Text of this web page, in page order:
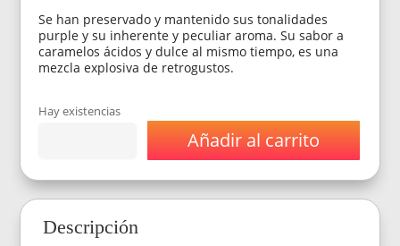
Se han preservado y mantenido sus tonalidades
purple y su inherente y peculiar aroma. Su sabor a
caramelos ácidos y dulce al mismo tiempo, es una
mezcla explosiva de retrogustos.
Hay existencias
Z
Valley
x
Añadir al carrito
Descripción